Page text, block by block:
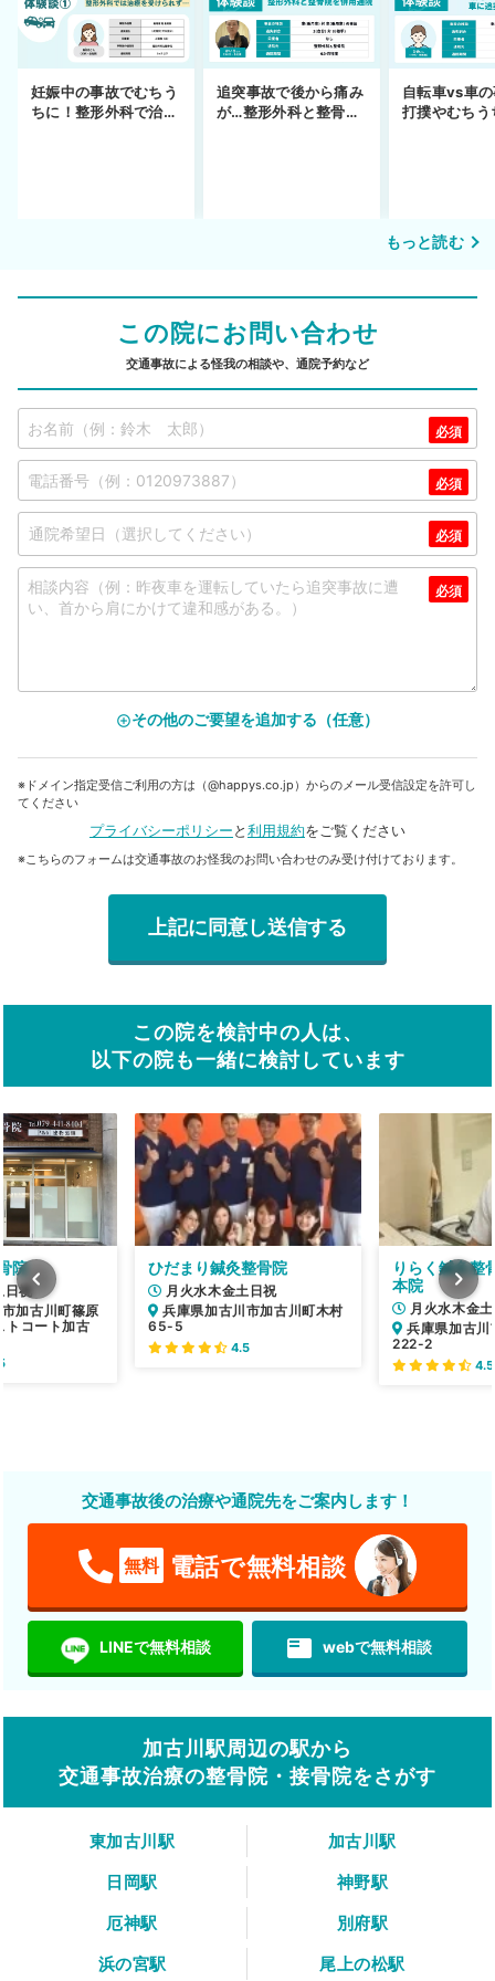
妊娠中の事故でむちう
ちに！整形外科で治療
追突事故で後から痛み
が…整形外科と整骨院
自転車vs車
打撲やむちう
もっと読む
この院にお問い合わせ
交通事故による怪我の相談や、通院予約など
add_circle_outlineその他のご要望を追加する（任意）
※ドメイン指定受信ご利用の方は（@happys.co.jp）からのメール受信設定を許可し
てください
プライバシーポリシーと利用規約をご覧ください
※こちらのフォームは交通事故のお怪我のお問い合わせのみ受け付けております。
この院を検討中の人は、
以下の院も一緒に検討しています
ひだまり鍼灸整骨院
月火水木金土日祝
兵庫県加古川市加古川町木村
65-5
4.5
りらく鍼灸
本院
月火水木金
兵庫県加古川
222-2
4.5
院
祝
加古川町篠原
コート加古
交通事故後の治療や通院先をご案内します！
無料 電話で無料相談
LINEで無料相談 featured_play_list webで無料相談
加古川駅周辺の駅から
交通事故治療の整骨院・接骨院をさがす
東加古川駅
加古川駅
日岡駅
神野駅
厄神駅
別府駅
浜の宮駅
尾上の松駅